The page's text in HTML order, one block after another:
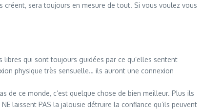
sera toujours en mesure de tout. Si vous voulez vous
qui sont toujours guidées par ce qu’elles sentent
physique très sensuelle… ils auront une connexion
de ce monde, c’est quelque chose de bien meilleur. Plus ils
laissent PAS la jalousie détruire la confiance qu’ils peuvent